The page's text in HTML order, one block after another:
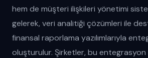
hem de müşteri ilişkileri yönetimi
gelerek, veri analitiği çözümleri ile
finansal raporlama yazılımlarıyla
oluşturulur. Şirketler, bu entegrasyon